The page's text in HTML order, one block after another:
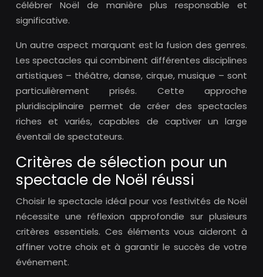
célébrer Noël de manière plus responsable et
significative.
Un autre aspect marquant est la fusion des genres.
Les spectacles qui combinent différentes disciplines
artistiques – théâtre, danse, cirque, musique – sont
particulièrement prisés. Cette approche
pluridisciplinaire permet de créer des spectacles
riches et variés, capables de captiver un large
éventail de spectateurs.
Critères de sélection pour un
spectacle de Noël réussi
Choisir le spectacle idéal pour vos festivités de Noël
nécessite une réflexion approfondie sur plusieurs
critères essentiels. Ces éléments vous aideront à
affiner votre choix et à garantir le succès de votre
événement.